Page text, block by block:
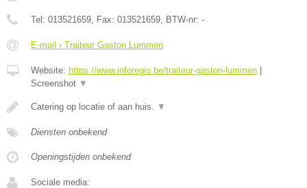
Tel: 013521659 , Fax: 013521659 , BTW-nr: -
E-mail › Traiteur Gaston Lummen
Website: https://www.inforegio.be/traiteur-gaston-lummen |
Screenshot ▼
Catering op locatie of aan huis. ▼
Diensten onbekend
Openingstijden onbekend
Sociale media: